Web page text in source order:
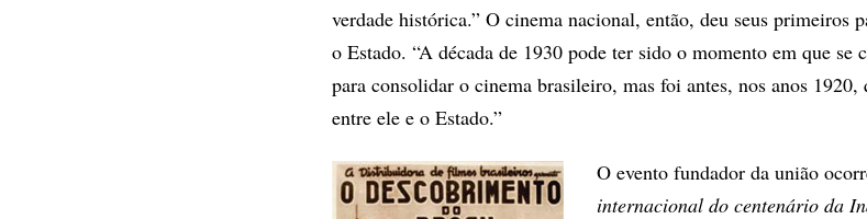
verdade histórica.” O cinema nacional, então, deu seus primeiros
o Estado. “A década de 1930 pode ter sido o momento em que
para consolidar o cinema brasileiro, mas foi antes, nos anos
entre ele e o Estado.”
O evento fundador da união
internacional do centenário da